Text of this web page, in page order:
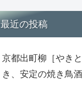
最近の投稿
京都出町柳［やき
き、安定の焼き鳥